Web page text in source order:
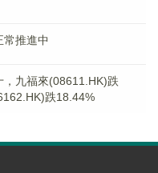
常推進中
，九福來(08611.HK)跌
跌18.44%